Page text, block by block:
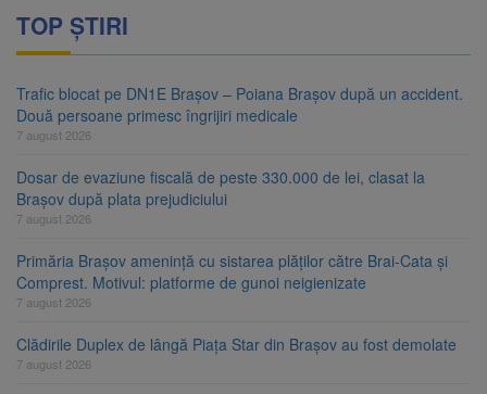
TOP ȘTIRI
Trafic blocat pe DN1E Brașov – Poiana Brașov după un accident.
Două persoane primesc îngrijiri medicale
7 august 2026
Dosar de evaziune fiscală de peste 330.000 de lei, clasat la
Brașov după plata prejudiciului
7 august 2026
Primăria Brașov amenință cu sistarea plăților către Brai-Cata și
Comprest. Motivul: platforme de gunoi neigienizate
7 august 2026
Clădirile Duplex de lângă Piața Star din Brașov au fost demolate
7 august 2026